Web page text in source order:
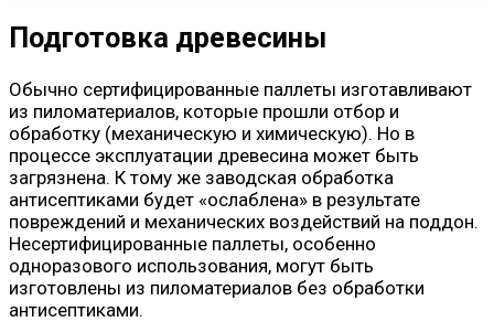
Подготовка древесины
Обычно сертифицированные паллеты изготавливают
из пиломатериалов, которые прошли отбор и
обработку (механическую и химическую). Но в
процессе эксплуатации древесина может быть
загрязнена. К тому же заводская обработка
антисептиками будет «ослаблена» в результате
повреждений и механических воздействий на поддон.
Несертифицированные паллеты, особенно
одноразового использования, могут быть
изготовлены из пиломатериалов без обработки
антисептиками.